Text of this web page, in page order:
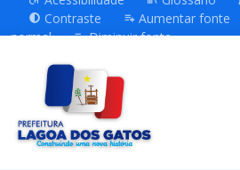
Contraste
Aumentar fonte
normal
Diminuir fonte